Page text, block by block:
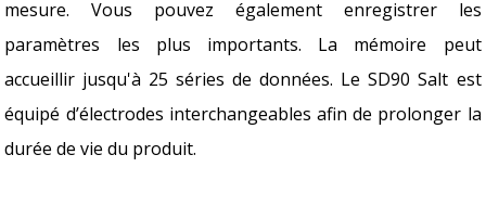
mesure. Vous pouvez également enregistrer les
paramètres les plus importants. La mémoire peut
accueillir jusqu'à 25 séries de données. Le SD90 Salt est
équipé d’électrodes interchangeables afin de prolonger la
durée de vie du produit.